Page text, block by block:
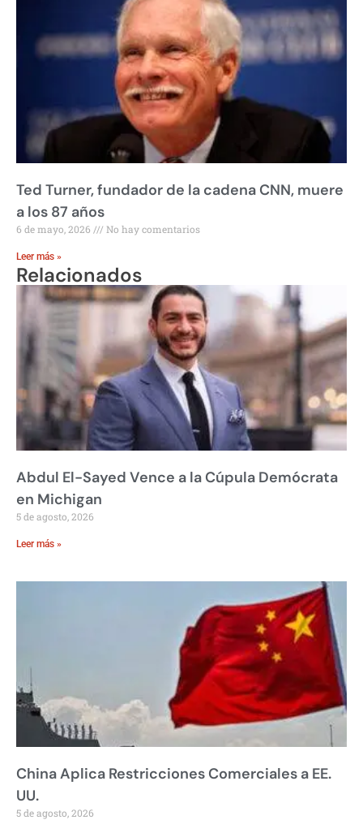
Ted Turner, fundador de la cadena CNN, muere
a los 87 años
6 de mayo, 2026 No hay comentarios
Leer más »
Relacionados
Abdul El-Sayed Vence a la Cúpula Demócrata
en Michigan
5 de agosto, 2026
Leer más »
China Aplica Restricciones Comerciales a EE.
UU.
5 de agosto, 2026